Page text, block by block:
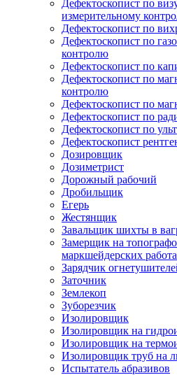
Дефектоскопист по
измерительному
Дефектоскопист по
Дефектоскопист по
контролю
Дефектоскопист по
Дефектоскопист по
контролю
Дефектоскопист по
Дефектоскопист по
Дефектоскопист по
Дефектоскопист
Дозировщик
Дозиметрист
Дорожный рабочий
Дробильщик
Егерь
Жестянщик
Завальщик шихты в
Замерщик на
маркшейдерских
Зарядчик
Заточник
Землекоп
Зуборезчик
Изолировщик
Изолировщик на
Изолировщик на
Изолировщик труб на
Испытатель абразивов